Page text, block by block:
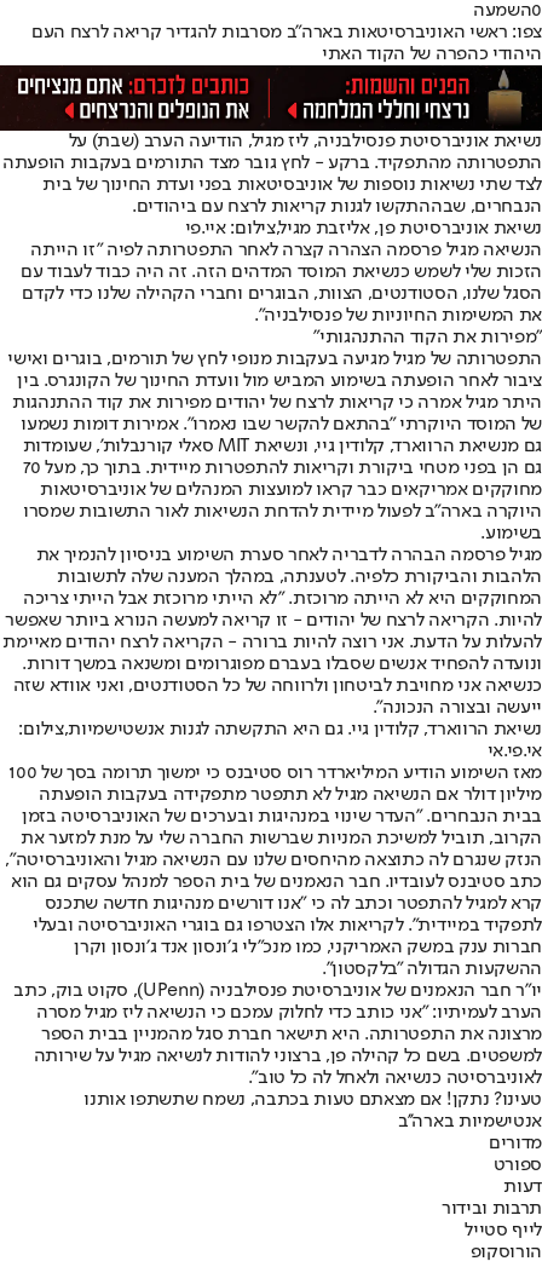
0השמעה
צפו: ראשי האוניברסיטאות בארה"ב מסרבות להגדיר קריאה לרצח העם
היהודי כהפרה של הקוד האתי
נשיאת אוניברסיטת פנסילבניה, ליז מגיל, הודיעה הערב (שבת) על
התפטרותה מהתפקיד. ברקע - לחץ גובר מצד התורמים בעקבות הופעתה
לצד שתי נשיאות נוספות של אוניבסיטאות בפני ועדת החינוך של בית
הנבחרים, שבההתקשו לגנות קריאות לרצח עם ביהודים.
נשיאת אוניברסיטת פן, אליזבת מגיל,צילום: איי.פי
הנשיאה מגיל פרסמה הצהרה קצרה לאחר התפטרותה לפיה "זו הייתה
הזכות שלי לשמש כנשיאת המוסד המדהים הזה. זה היה כבוד לעבוד עם
הסגל שלנו, הסטודנטים, הצוות, הבוגרים וחברי הקהילה שלנו כדי לקדם
את המשימות החיוניות של פנסילבניה".
"מפירות את הקוד ההתנהגותי"
התפטרותה של מגיל מגיעה בעקבות מנופי לחץ של תורמים, בוגרים ואישי
ציבור לאחר הופעתה בשימוע המביש מול וועדת החינוך של הקונגרס. בין
היתר מגיל אמרה כי קריאות לרצח של יהודים מפירות את קוד ההתנהגות
של המוסד היוקרתי ״בהתאם להקשר שבו נאמרו״. אמירות דומות נשמעו
גם מנשיאת הרווארד, קלודין גיי, ונשיאת MIT סאלי קורנבלות', שעומדות
גם הן בפני מטחי ביקורת וקריאות להתפטרות מיידית. בתוך כך, מעל 70
מחוקקים אמריקאים כבר קראו למועצות המנהלים של אוניברסיטאות
היוקרה בארה״ב לפעול מיידית להדחת הנשיאות לאור התשובות שמסרו
בשימוע.
מגיל פרסמה הבהרה לדבריה לאחר סערת השימוע בניסיון להנמיך את
הלהבות והביקורת כלפיה. לטענתה, במהלך המענה שלה לתשובות
המחוקקים היא לא הייתה מרוכזת. ״לא הייתי מרוכזת אבל הייתי צריכה
להיות. הקריאה לרצח של יהודים - זו קריאה למעשה הנורא ביותר שאפשר
להעלות על הדעת. אני רוצה להיות ברורה - הקריאה לרצח יהודים מאיימת
ונועדה להפחיד אנשים שסבלו בעברם מפוגרומים ומשנאה במשך דורות.
כנשיאה אני מחויבת לביטחון ולרווחה של כל הסטודנטים, ואני אוודא שזה
ייעשה ובצורה הנכונה״.
נשיאת הרווארד, קלודין גיי. גם היא התקשתה לגנות אנשטישמיות,צילום:
אי.פי.אי
מאז השימוע הודיע המיליארדר רוס סטיבנס כי ימשוך תרומה בסך של 100
מיליון דולר אם הנשיאה מגיל לא תתפטר מתפקידה בעקבות הופעתה
בבית הנבחרים. ״העדר שינוי במנהיגות ובערכים של האוניברסיטה בזמן
הקרוב, תוביל למשיכת המניות שברשות החברה שלי על מנת למזער את
הנזק שנגרם לה כתוצאה מהיחסים שלנו עם הנשיאה מגיל והאוניברסיטה״,
כתב סטיבנס לעובדיו. חבר הנאמנים של בית הספר למנהל עסקים גם הוא
קרא למגיל להתפטר וכתב לה כי ״אנו דורשים מנהיגות חדשה שתכנס
לתפקיד במיידית״. לקריאות אלו הצטרפו גם בוגרי האוניברסיטה ובעלי
חברות ענק במשק האמריקני, כמו מנכ״לי ג׳ונסון אנד ג׳ונסון וקרן
ההשקעות הגדולה ״בלקסטון״.
יו"ר חבר הנאמנים של אוניברסיטת פנסילבניה (UPenn), סקוט בוק, כתב
הערב לעמיתיו: "אני כותב כדי לחלוק עמכם כי הנשיאה ליז מגיל מסרה
מרצונה את התפטרותה. היא תישאר חברת סגל מהמניין בבית הספר
למשפטים. בשם כל קהילה פן, ברצוני להודות לנשיאה מגיל על שירותה
לאוניברסיטה כנשיאה ולאחל לה כל טוב".
טעינו? נתקן! אם מצאתם טעות בכתבה, נשמח שתשתפו אותנו
אנטישמיות בארה''ב
מדורים
ספורט
דעות
תרבות ובידור
לייף סטייל
הורוסקופ